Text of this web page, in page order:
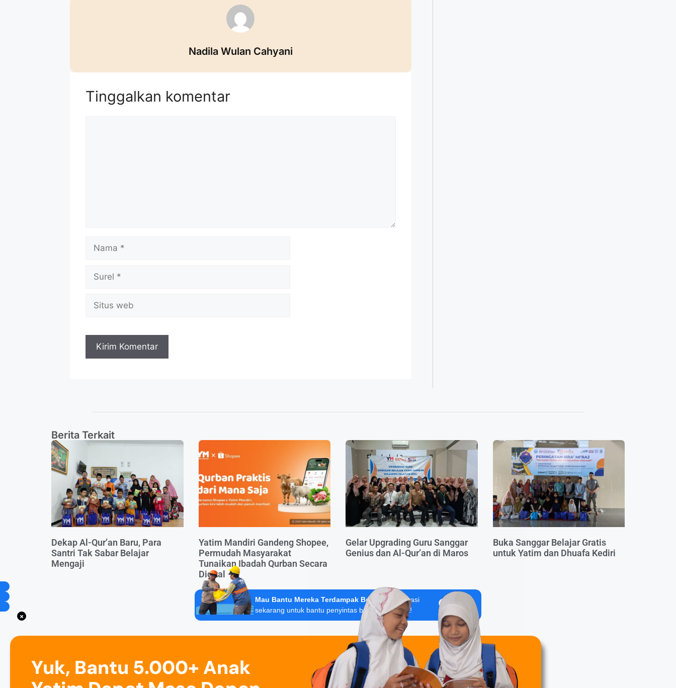
Nadila Wulan Cahyani
Tinggalkan komentar
Berita Terkait
Dekap Al-Qur’an Baru, Para
Santri Tak Sabar Belajar
Mengaji
Yatim Mandiri Gandeng Shopee,
Permudah Masyarakat
Tunaikan Ibadah Qurban Secara
Digital
Gelar Upgrading Guru Sanggar
Genius dan Al-Qur’an di Maros
Buka Sanggar Belajar Gratis
untuk Yatim dan Dhuafa Kediri
Mau Bantu Mereka Terdampak Bencana?
Donasi
sekarang untuk bantu penyintas banjir Sumatera!
Yuk, Bantu 5.000+ Anak